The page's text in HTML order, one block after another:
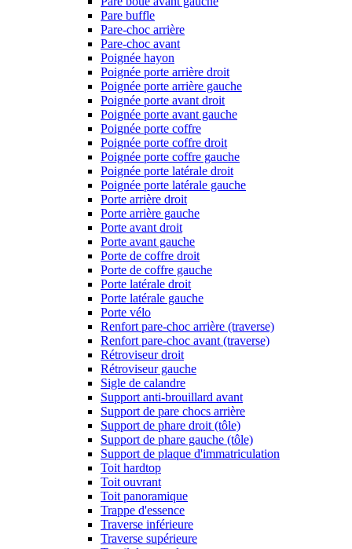
Pare buffle
Pare-choc arrière
Pare-choc avant
Poignée hayon
Poignée porte arrière droit
Poignée porte arrière gauche
Poignée porte avant droit
Poignée porte avant gauche
Poignée porte coffre
Poignée porte coffre droit
Poignée porte coffre gauche
Poignée porte latérale droit
Poignée porte latérale gauche
Porte arrière droit
Porte arrière gauche
Porte avant droit
Porte avant gauche
Porte de coffre droit
Porte de coffre gauche
Porte latérale droit
Porte latérale gauche
Porte vélo
Renfort pare-choc arrière (traverse)
Renfort pare-choc avant (traverse)
Rétroviseur droit
Rétroviseur gauche
Sigle de calandre
Support anti-brouillard avant
Support de pare chocs arrière
Support de phare droit (tôle)
Support de phare gauche (tôle)
Support de plaque d'immatriculation
Toit hardtop
Toit ouvrant
Toit panoramique
Trappe d'essence
Traverse inférieure
Traverse supérieure